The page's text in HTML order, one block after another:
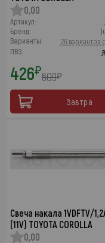
0,00
Артикул:
Бренд:
Варианты:
26 вариантов
ПВЗ:
426₽609₽
Завтра
Свеча накала 1VDFTV/
(11V) TOYOTA COROLLA
0,00